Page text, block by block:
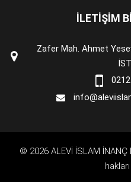
İLETİŞİM
Zafer Mah. Ahmet
© 2026 ALEVİ İSLAM İNANÇ